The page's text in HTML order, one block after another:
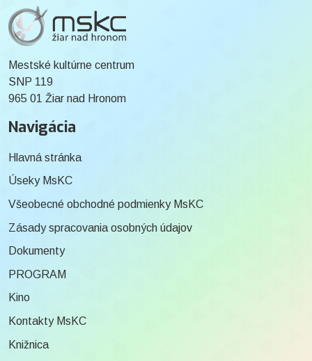
Mestské kultúrne centrum
SNP 119
965 01 Žiar nad Hronom
Navigácia
Hlavná stránka
Úseky MsKC
Všeobecné obchodné podmienky MsKC
Zásady spracovania osobných údajov
Dokumenty
PROGRAM
Kino
Kontakty MsKC
Knižnica